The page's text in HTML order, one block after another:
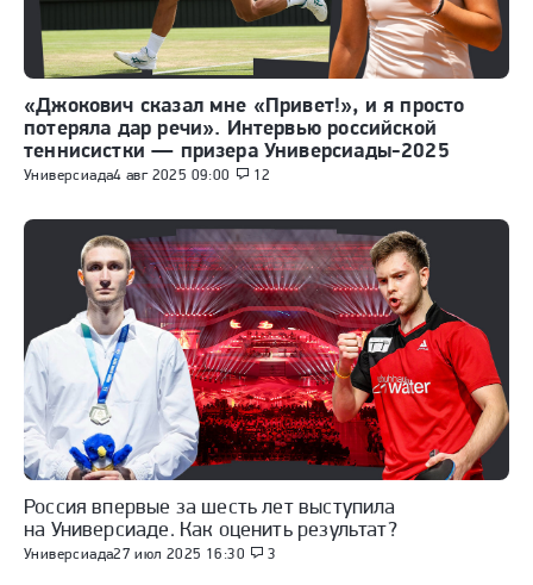
Универсиада4 авг 2025 09:00 12
«Джокович сказал мне «Привет!», и я просто
потеряла дар речи». Интервью российской
теннисистки — призера Универсиады-2025
Универсиада27 июл 2025 16:30 3
Россия впервые за шесть лет выступила
на Универсиаде. Как оценить результат?